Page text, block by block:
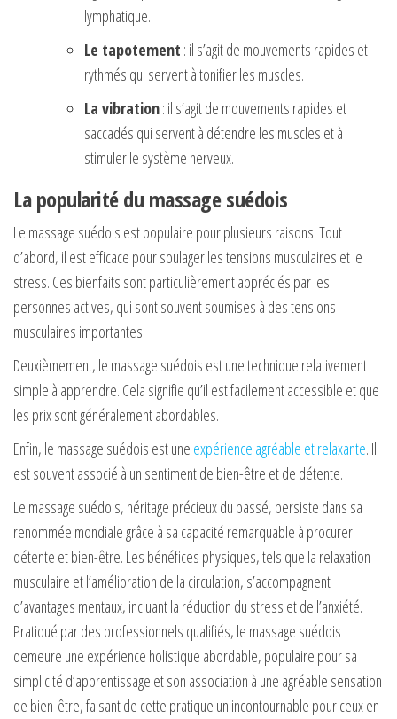
lymphatique.
Le tapotement : il s’agit de mouvements rapides et
rythmés qui servent à tonifier les muscles.
La vibration: il s’agit de mouvements rapides et
saccadés qui servent à détendre les muscles et à
stimuler le système nerveux.
La popularité du massage suédois
Le massage suédois est populaire pour plusieurs raisons. Tout
d’abord, il est efficace pour soulager les tensions musculaires et le
stress. Ces bienfaits sont particulièrement appréciés par les
personnes actives, qui sont souvent soumises à des tensions
musculaires importantes.
Deuxièmement, le massage suédois est une technique relativement
simple à apprendre. Cela signifie qu’il est facilement accessible et que
les prix sont généralement abordables.
Enfin, le massage suédois est une expérience agréable et relaxante. Il
est souvent associé à un sentiment de bien-être et de détente.
Le massage suédois, héritage précieux du passé, persiste dans sa
renommée mondiale grâce à sa capacité remarquable à procurer
détente et bien-être. Les bénéfices physiques, tels que la relaxation
musculaire et l’amélioration de la circulation, s’accompagnent
d’avantages mentaux, incluant la réduction du stress et de l’anxiété.
Pratiqué par des professionnels qualifiés, le massage suédois
demeure une expérience holistique abordable, populaire pour sa
simplicité d’apprentissage et son association à une agréable sensation
de bien-être, faisant de cette pratique un incontournable pour ceux en